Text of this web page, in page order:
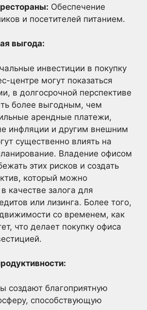
Обеспечение
и посетителей питанием.
выгода:
инвестиции в покупку
центре могут показаться
в долгосрочной перспективе
более выгодным, чем
арендные платежи,
инфляции и другим внешним
существенно влиять на
Владение офисом
этих рисков и создать
который можно
качестве залога для
или лизинга. Более того,
со временем, как
что делает покупку офиса
создают благоприятную
способствующую